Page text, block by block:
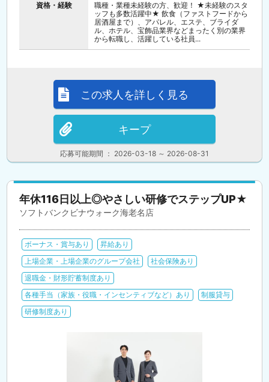
資格・経験
職種・業種未経験の方、歓迎！ ★未経験のスタ
ッフも多数活躍中★ 飲食（ファストフードから
居酒屋まで）、アパレル、エステ、ブライダ
ル、ホテル、宝飾品業界などまったく別の業界
から転職し、活躍している社員...
応募可能期間 ： 2026-03-18 ～ 2026-08-31
この求人を詳しく見る
キープ
年休116日以上◎やさしい研修でステップUP★
ソフトバンクビナウォーク海老名店
ボーナス・賞与あり
昇給あり
上場企業・上場企業のグループ会社
社会保険あり
退職金・財形貯蓄制度あり
各種手当（家族・役職・インセンティブなど）あり
制服貸与
研修制度あり